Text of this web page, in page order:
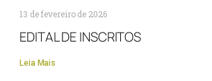
13 de fevereiro de 2026
EDITAL DE INSCRITOS
Leia Mais